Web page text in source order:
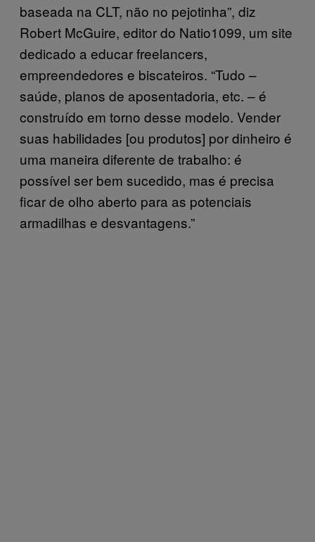
baseada na CLT, não no pejotinha”, diz
Robert McGuire, editor do Natio1099, um site
dedicado a educar freelancers,
empreendedores e biscateiros. “Tudo –
saúde, planos de aposentadoria, etc. – é
construído em torno desse modelo. Vender
suas habilidades [ou produtos] por dinheiro é
uma maneira diferente de trabalho: é
possível ser bem sucedido, mas é precisa
ficar de olho aberto para as potenciais
armadilhas e desvantagens.”